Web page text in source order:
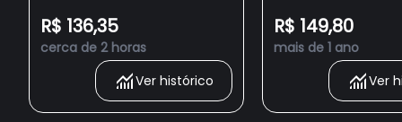
R$ 136,35
cerca de 2 horas
Ver histórico
Ajustável
R$ 149,80
mais de 1 ano
Ver